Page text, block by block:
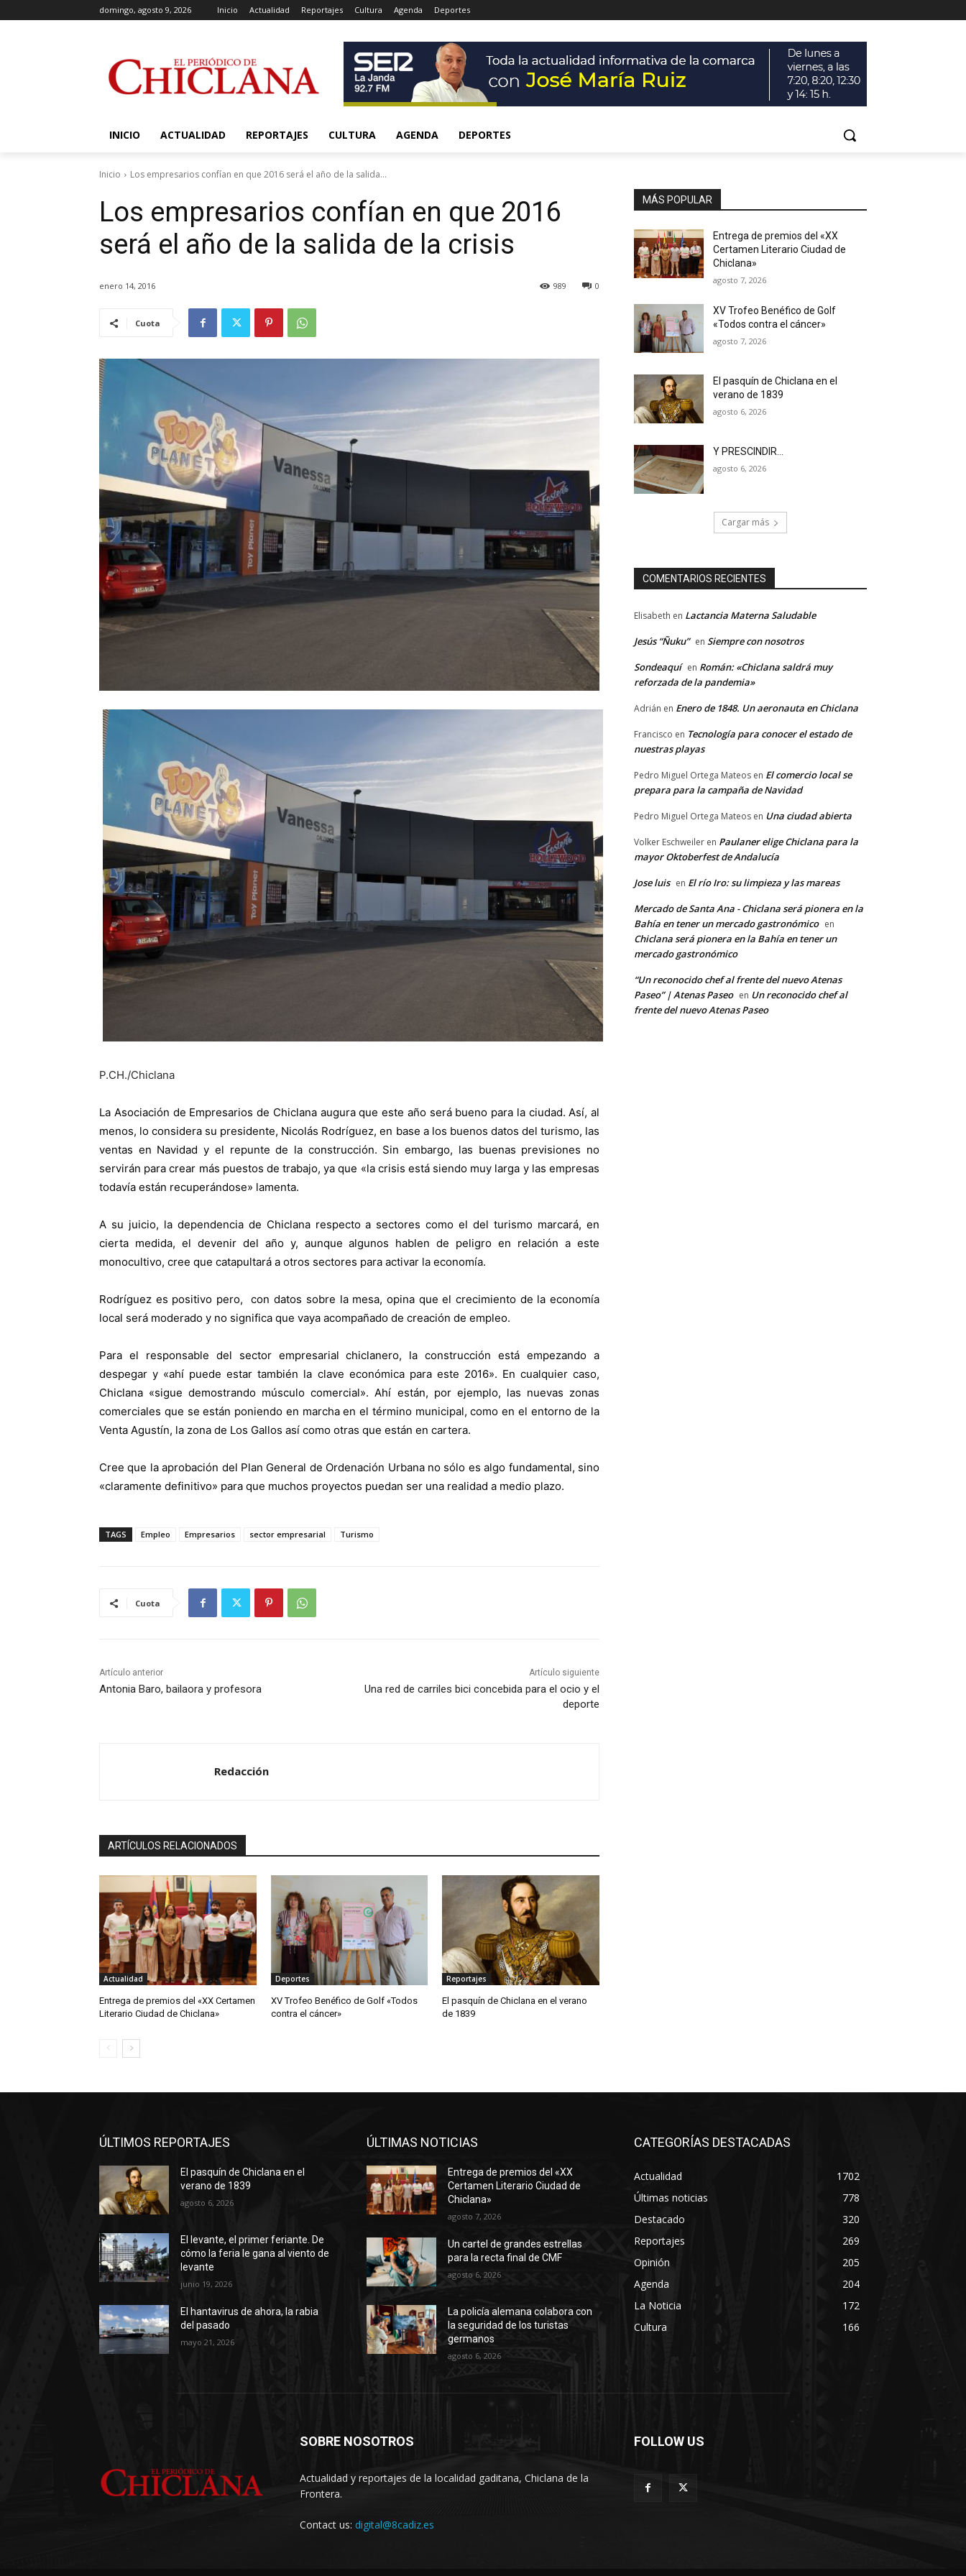
domingo, agosto 9, 2026 Inicio Actualidad Reportajes Cultura Agenda Deportes
INICIO ACTUALIDAD REPORTAJES CULTURA AGENDA DEPORTES
Inicio Los empresarios confían en que 2016 será el año de la salida...
Los empresarios confían en que 2016
será el año de la salida de la crisis
enero 14, 2016 0
989
Cuota
P.CH./Chiclana
La Asociación de Empresarios de Chiclana augura que este año será bueno para la ciudad. Así, al
menos, lo considera su presidente, Nicolás Rodríguez, en base a los buenos datos del turismo, las
ventas en Navidad y el repunte de la construcción. Sin embargo, las buenas previsiones no
servirán para crear más puestos de trabajo, ya que «la crisis está siendo muy larga y las empresas
todavía están recuperándose» lamenta.
A su juicio, la dependencia de Chiclana respecto a sectores como el del turismo marcará, en
cierta medida, el devenir del año y, aunque algunos hablen de peligro en relación a este
monocultivo, cree que catapultará a otros sectores para activar la economía.
Rodríguez es positivo pero,
con datos sobre la mesa, opina que el crecimiento de la economía
local será moderado y no significa que vaya acompañado de creación de empleo.
Para el responsable del sector empresarial chiclanero, la construcción está empezando a
despegar y «ahí puede estar también la clave económica para este 2016». En cualquier caso,
Chiclana «sigue demostrando músculo comercial». Ahí están, por ejemplo, las nuevas zonas
comerciales que se están poniendo en marcha en el término municipal, como en el entorno de la
Venta Agustín, la zona de Los Gallos así como otras que están en cartera.
Cree que la aprobación del Plan General de Ordenación Urbana no sólo es algo fundamental, sino
«claramente definitivo» para que muchos proyectos puedan ser una realidad a medio plazo.
TAGS Empleo Empresarios sector empresarial Turismo
Cuota
Artículo anterior
Antonia Baro, bailaora y profesora
Artículo siguiente
Una red de carriles bici concebida para el ocio y el
deporte
Redacción
ARTÍCULOS RELACIONADOS
Actualidad
Entrega de premios del «XX Certamen
Literario Ciudad de Chiclana»
Deportes
XV Trofeo Benéfico de Golf «Todos
contra el cáncer»
Reportajes
El pasquín de Chiclana en el verano
de 1839
MÁS POPULAR
Entrega de premios del «XX
Certamen Literario Ciudad de
Chiclana»
agosto 7, 2026
XV Trofeo Benéfico de Golf
«Todos contra el cáncer»
agosto 7, 2026
El pasquín de Chiclana en el
verano de 1839
agosto 6, 2026
Y PRESCINDIR…
agosto 6, 2026
Cargar más
COMENTARIOS RECIENTES
Elisabeth en Lactancia Materna Saludable
Jesús “Ñuku” en Siempre con nosotros
Sondeaquí en Román: «Chiclana saldrá muy
reforzada de la pandemia»
Adrián en Enero de 1848. Un aeronauta en Chiclana
Francisco en Tecnología para conocer el estado de
nuestras playas
Pedro Miguel Ortega Mateos en El comercio local se
prepara para la campaña de Navidad
Pedro Miguel Ortega Mateos en Una ciudad abierta
Volker Eschweiler en Paulaner elige Chiclana para la
mayor Oktoberfest de Andalucía
Jose luis en El río Iro: su limpieza y las mareas
Mercado de Santa Ana - Chiclana será pionera en la
Bahía en tener un mercado gastronómico en
Chiclana será pionera en la Bahía en tener un
mercado gastronómico
“Un reconocido chef al frente del nuevo Atenas
Paseo” | Atenas Paseo en Un reconocido chef al
frente del nuevo Atenas Paseo
ÚLTIMOS REPORTAJES
El pasquín de Chiclana en el
verano de 1839
agosto 6, 2026
El levante, el primer feriante. De
cómo la feria le gana al viento de
levante
junio 19, 2026
El hantavirus de ahora, la rabia
del pasado
mayo 21, 2026
ÚLTIMAS NOTICIAS
Entrega de premios del «XX
Certamen Literario Ciudad de
Chiclana»
agosto 7, 2026
Un cartel de grandes estrellas
para la recta final de CMF
agosto 6, 2026
La policía alemana colabora con
la seguridad de los turistas
germanos
agosto 6, 2026
CATEGORÍAS DESTACADAS
Actualidad
1702
Últimas noticias
778
Destacado
320
Reportajes
269
Opinión
205
Agenda
204
La Noticia
172
Cultura
166
SOBRE NOSOTROS
Actualidad y reportajes de la localidad gaditana, Chiclana de la
Frontera.
Contact us: digital@8cadiz.es
FOLLOW US